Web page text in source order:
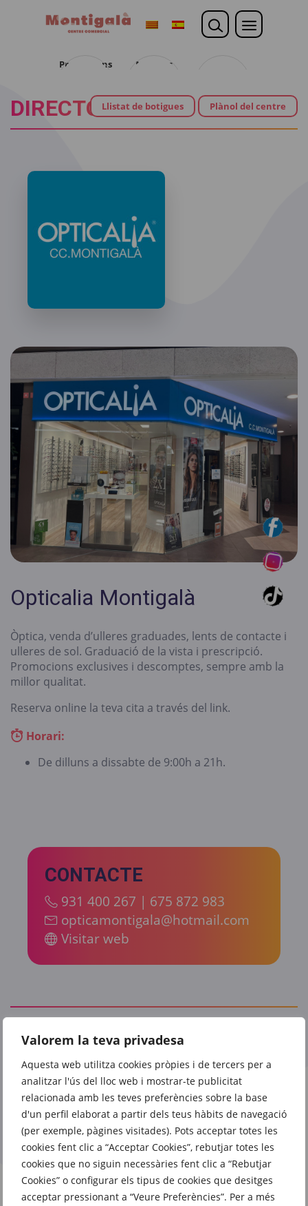
Valorem la teva privadesa
Aquesta web utilitza cookies pròpies i de tercers per a
analitzar l'ús del lloc web i mostrar-te publicitat
relacionada amb les teves preferències sobre la base
d'un perfil elaborat a partir dels teus hàbits de navegació
(per exemple, pàgines visitades). Pots acceptar totes les
cookies fent clic a “Acceptar Cookies”, rebutjar totes les
cookies que no siguin necessàries fent clic a “Rebutjar
Cookies” o configurar els tipus de cookies que desitges
acceptar pressionant a “Veure Preferències”. Per a més
Promocions Noticies
DIRECTORILlistat de botigues Plànol del centre
Opticalia Montigalà
Òptica, venda d’ulleres graduades, lents de contacte i
ulleres de sol. Graduació de la vista i prescripció.
Promocions exclusives i descomptes, sempre amb la
millor qualitat.
Reserva online la teva cita a través del link.
Horari:
De dilluns a dissabte de 9:00h a 21h.
CONTACTE
931 400 267 | 675 872 983
opticamontigala@hotmail.com
Visitar web
També et poden interessar